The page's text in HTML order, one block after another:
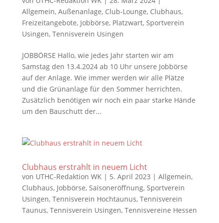
Allgemein, Außenanlage, Club-Lounge, Clubhaus,
Freizeitangebote, Jobbörse, Platzwart, Sportverein
Usingen, Tennisverein Usingen
JOBBÖRSE Hallo, wie jedes Jahr starten wir am
Samstag den 13.4.2024 ab 10 Uhr unsere Jobbörse
auf der Anlage. Wie immer werden wir alle Plätze
und die Grünanlage für den Sommer herrichten.
Zusätzlich benötigen wir noch ein paar starke Hände
um den Bauschutt der...
Clubhaus erstrahlt in neuem Licht
von UTHC-Redaktion WK| 5. April 2023 | Allgemein,
Clubhaus, Jobbörse, Saisoneröffnung, Sportverein
Usingen, Tennisverein Hochtaunus, Tennisverein
Taunus, Tennisverein Usingen, Tennisvereine Hessen